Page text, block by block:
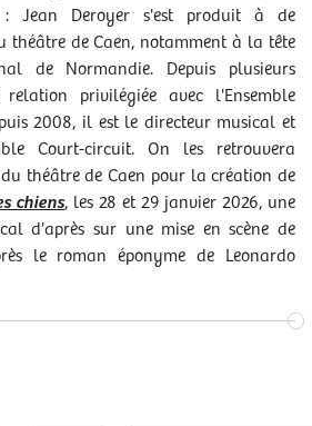
: Jean Deroyer s'est produit à de
théâtre de Caen, notamment à la tête
de Normandie. Depuis plusieurs
privilégiée avec l'Ensemble
2008, il est le directeur musical et
Court-circuit. On les retrouvera
théâtre de Caen pour la création de
chiens, les 28 et 29 janvier 2026, une
d'après sur une mise en scène de
le roman éponyme de Leonardo